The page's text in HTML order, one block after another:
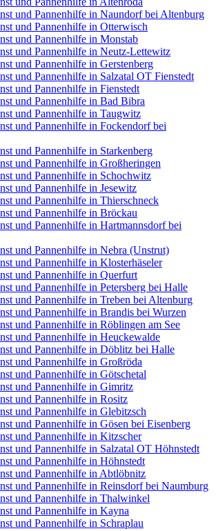
und Pannenhilfe in Naundorf bei Altenburg
und Pannenhilfe in Otterwisch
und Pannenhilfe in Monstab
und Pannenhilfe in Neutz-Lettewitz
und Pannenhilfe in Gerstenberg
und Pannenhilfe in Salzatal OT Fienstedt
und Pannenhilfe in Fienstedt
und Pannenhilfe in Bad Bibra
und Pannenhilfe in Taugwitz
und Pannenhilfe in Fockendorf bei
und Pannenhilfe in Starkenberg
und Pannenhilfe in Großheringen
und Pannenhilfe in Schochwitz
und Pannenhilfe in Jesewitz
und Pannenhilfe in Thierschneck
und Pannenhilfe in Bröckau
und Pannenhilfe in Hartmannsdorf bei
und Pannenhilfe in Nebra (Unstrut)
und Pannenhilfe in Klosterhäseler
und Pannenhilfe in Querfurt
und Pannenhilfe in Petersberg bei Halle
und Pannenhilfe in Treben bei Altenburg
und Pannenhilfe in Brandis bei Wurzen
und Pannenhilfe in Röblingen am See
und Pannenhilfe in Heuckewalde
und Pannenhilfe in Döblitz bei Halle
und Pannenhilfe in Großröda
und Pannenhilfe in Götschetal
und Pannenhilfe in Gimritz
und Pannenhilfe in Rositz
und Pannenhilfe in Glebitzsch
und Pannenhilfe in Gösen bei Eisenberg
und Pannenhilfe in Kitzscher
und Pannenhilfe in Salzatal OT Höhnstedt
und Pannenhilfe in Höhnstedt
und Pannenhilfe in Abtlöbnitz
und Pannenhilfe in Reinsdorf bei Naumburg
und Pannenhilfe in Thalwinkel
und Pannenhilfe in Kayna
und Pannenhilfe in Schraplau